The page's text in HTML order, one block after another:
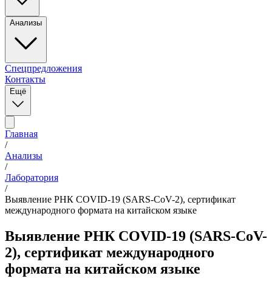
Анализы
Спецпредложения
Контакты
Ещё
Главная
/
Анализы
/
Лаборатория
/
Выявление РНК COVID-19 (SARS-CoV-2), сертификат
международного формата на китайском языке
Выявление РНК COVID-19 (SARS-CoV-
2), сертификат международного
формата на китайском языке